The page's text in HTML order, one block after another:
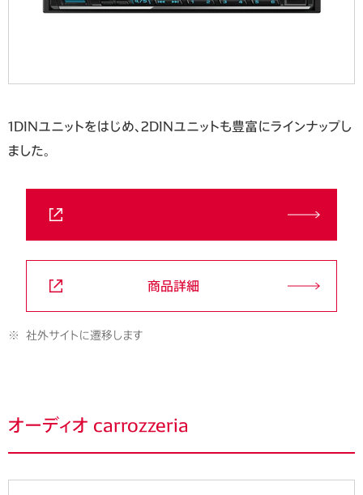
1DINユニットをはじめ、2DINユニットも豊富にラインナップし
ました。
商品詳細
※ 社外サイトに遷移します
オーディオ carrozzeria